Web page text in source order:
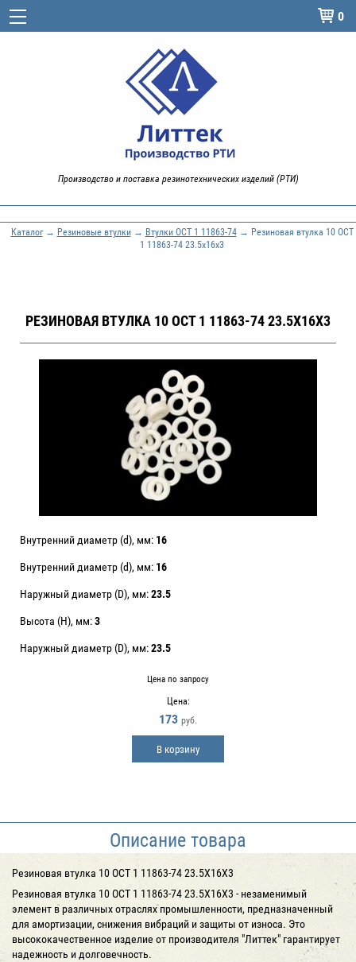
 0
Производство и поставка резинотехнических изделий (РТИ)
Каталог→ Резиновые втулки→ Втулки ОСТ 1 11863-74→ Резиновая втулка 10 ОСТ
1 11863-74 23.5х16х3
РЕЗИНОВАЯ ВТУЛКА 10 ОСТ 1 11863-74 23.5Х16Х3
Внутренний диаметр (d), мм: 16
Внутренний диаметр (d), мм: 16
Наружный диаметр (D), мм:23.5
Высота (H), мм:3
Наружный диаметр (D), мм:23.5
Цена по запросу
Цена:
173 руб.
В корзину
Описание товара
Резиновая втулка 10 ОСТ 1 11863-74 23.5Х16Х3
Резиновая втулка 10 ОСТ 1 11863-74 23.5Х16Х3 - незаменимый
элемент в различных отраслях промышленности, предназначенный
для амортизации, снижения вибраций и защиты от износа. Это
высококачественное изделие от производителя "Литтек" гарантирует
надежность и долговечность.